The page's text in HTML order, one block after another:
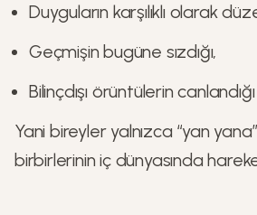
Duyguların karşılıklı olarak
Geçmişin bugüne sızdığı,
Bilinçdışı örüntülerin
Yani bireyler yalnızca “yan
birbirlerinin iç dünyasında